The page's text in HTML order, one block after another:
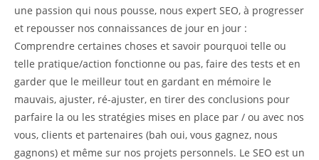
une passion qui nous pousse, nous expert SEO, à progresser
et repousser nos connaissances de jour en jour :
Comprendre certaines choses et savoir pourquoi telle ou
telle pratique/action fonctionne ou pas, faire des tests et en
garder que le meilleur tout en gardant en mémoire le
mauvais, ajuster, ré-ajuster, en tirer des conclusions pour
parfaire la ou les stratégies mises en place par / ou avec nos
vous, clients et partenaires (bah oui, vous gagnez, nous
gagnons) et même sur nos projets personnels. Le SEO est un